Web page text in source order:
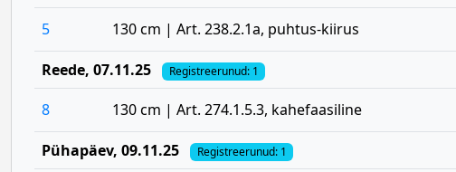
5 130 cm | Art. 238.2.1a, puhtus-kiirus
Reede, 07.11.25 Registreerunud: 1
8 130 cm | Art. 274.1.5.3, kahefaasiline
Pühapäev, 09.11.25 Registreerunud: 1